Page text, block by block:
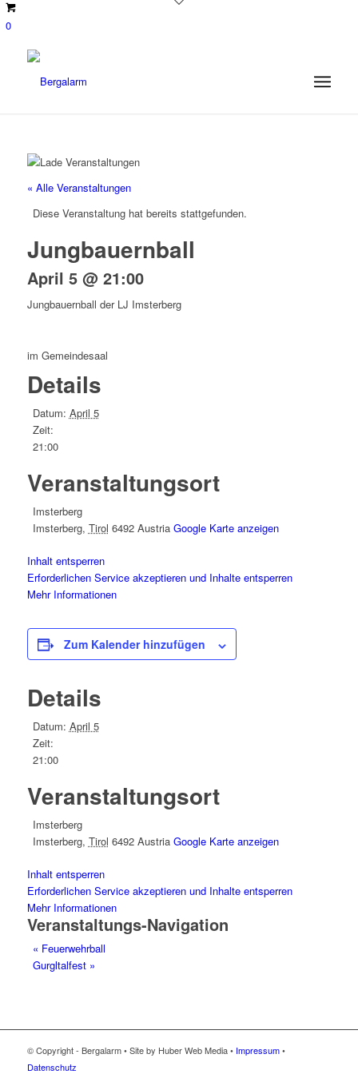
0
« Alle Veranstaltungen
Diese Veranstaltung hat bereits stattgefunden.
Jungbauernball
April 5 @ 21:00
Jungbauernball der LJ Imsterberg
im Gemeindesaal
Details
Datum: April 5
Zeit:
21:00
Veranstaltungsort
Imsterberg
Imsterberg, Tirol 6492 Austria Google Karte anzeigen
Inhalt entsperren
Erforderlichen Service akzeptieren und Inhalte entsperren
Mehr Informationen
Zum Kalender hinzufügen
Details
Datum: April 5
Zeit:
21:00
Veranstaltungsort
Imsterberg
Imsterberg, Tirol 6492 Austria Google Karte anzeigen
Inhalt entsperren
Erforderlichen Service akzeptieren und Inhalte entsperren
Mehr Informationen
Veranstaltungs-Navigation
« Feuerwehrball
Gurgltalfest »
© Copyright - Bergalarm • Site by Huber Web Media • Impressum•
Datenschutz